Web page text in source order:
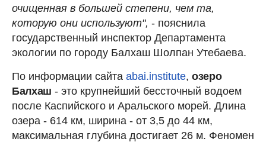
очищенная в большей степени, чем та,
которую они используют", - пояснила
государственный инспектор Департамента
экологии по городу Балхаш Шолпан Утебаева.
По информации сайта abai.institute, озеро
Балхаш - это крупнейший бессточный водоем
после Каспийского и Аральского морей. Длина
озера - 614 км, ширина - от 3,5 до 44 км,
максимальная глубина достигает 26 м. Феномен